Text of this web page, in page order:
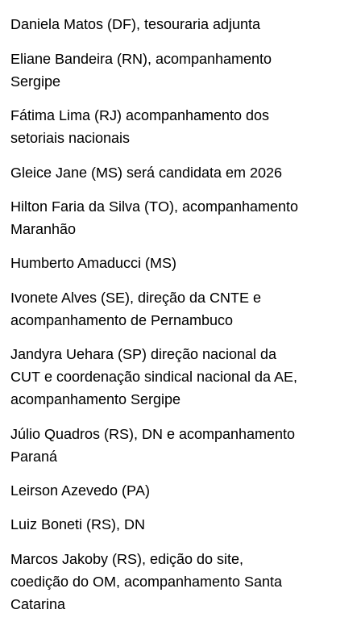
Daniela Matos (DF), tesouraria adjunta
Eliane Bandeira (RN), acompanhamento
Sergipe
Fátima Lima (RJ) acompanhamento dos
setoriais nacionais
Gleice Jane (MS) será candidata em 2026
Hilton Faria da Silva (TO), acompanhamento
Maranhão
Humberto Amaducci (MS)
Ivonete Alves (SE), direção da CNTE e
acompanhamento de Pernambuco
Jandyra Uehara (SP) direção nacional da
CUT e coordenação sindical nacional da AE,
acompanhamento Sergipe
Júlio Quadros (RS), DN e acompanhamento
Paraná
Leirson Azevedo (PA)
Luiz Boneti (RS), DN
Marcos Jakoby (RS), edição do site,
coedição do OM, acompanhamento Santa
Catarina